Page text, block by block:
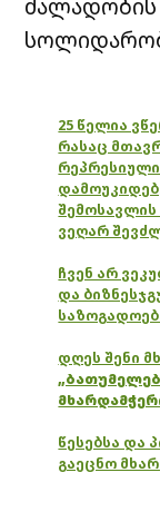
25 წელია
რასაც
შემოსავლის
ვეღარ
ჩვენ არ
და
დღეს შენი
წესებსა და
გაეცნო